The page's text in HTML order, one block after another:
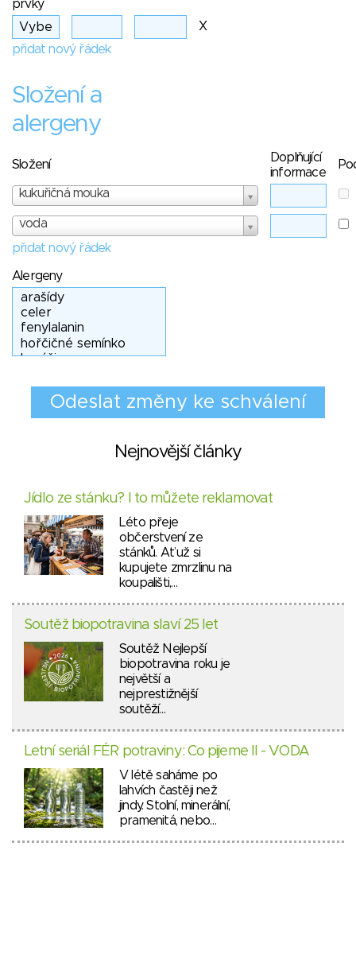
prvky
X
přidat nový řádek
Složení a
alergeny
Složení
Doplňující
informace
kukuřičná mouka
voda
přidat nový řádek
Alergeny
Nejnovější články
Jídlo ze stánku? I to můžete reklamovat
Léto přeje
občerstvení ze
stánků. Ať už si
kupujete zmrzlinu na
koupališti,…
Soutěž biopotravina slaví 25 let
Soutěž Nejlepší
biopotravina roku je
největší a
nejprestižnější
soutěží…
Letní seriál FÉR potraviny: Co pijeme II - VODA
V létě saháme po
lahvích častěji než
jindy. Stolní, minerální,
pramenitá, nebo…